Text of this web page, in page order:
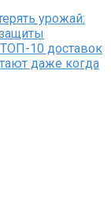
урожай:
10 доставок
даже когда